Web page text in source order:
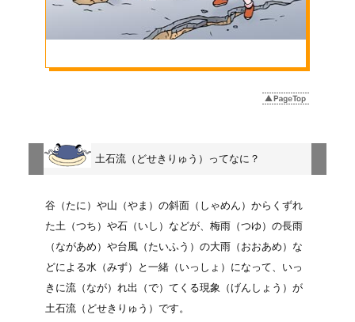
土石流 （どせきりゅう） ってなに？
谷 （たに） や山 （やま） の斜面 （しゃめん） からくずれ
た土 （つち） や石 （いし） などが、梅雨 （つゆ） の長雨
（ながあめ） や台風 （たいふう） の大雨 （おおあめ） な
どによる水 （みず） と一緒 （いっしょ） になって、いっ
きに流 （なが） れ出 （で） てくる現象 （げんしょう） が
土石流 （どせきりゅう） です。